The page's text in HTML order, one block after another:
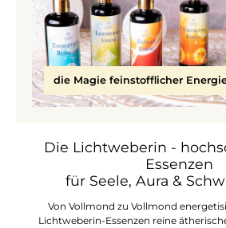
die Magie feinstofflicher
Die Lichtweberin -
Essenzen
für Seele, Aura &
Von Vollmond zu Vollmond
Lichtweberin-Essenzen reine